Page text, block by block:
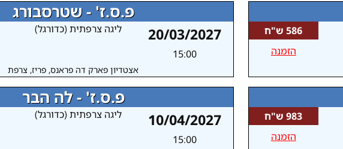
586 ש"ח
הזמנה
פ.ס.ז' - שטרסבורג
20/03/2027
15:00
ליגה צרפתית (כדורגל)
אצטדיון פארק דה פראנס, פריז, צרפת
983 ש"ח
הזמנה
פ.ס.ז' - לה הבר
10/04/2027
15:00
ליגה צרפתית (כדורגל)